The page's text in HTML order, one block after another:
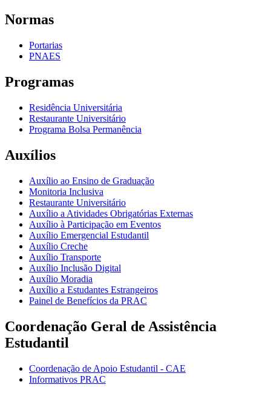
Normas
Portarias
PNAES
Programas
Residência Universitária
Restaurante Universitário
Programa Bolsa Permanência
Auxílios
Auxílio ao Ensino de Graduação
Monitoria Inclusiva
Restaurante Universitário
Auxílio a Atividades Obrigatórias Externas
Auxílio à Participação em Eventos
Auxílio Emergencial Estudantil
Auxílio Creche
Auxílio Transporte
Auxílio Inclusão Digital
Auxílio Moradia
Auxílio a Estudantes Estrangeiros
Painel de Benefícios da PRAC
Coordenação Geral de Assistência
Estudantil
Coordenação de Apoio Estudantil - CAE
Informativos PRAC